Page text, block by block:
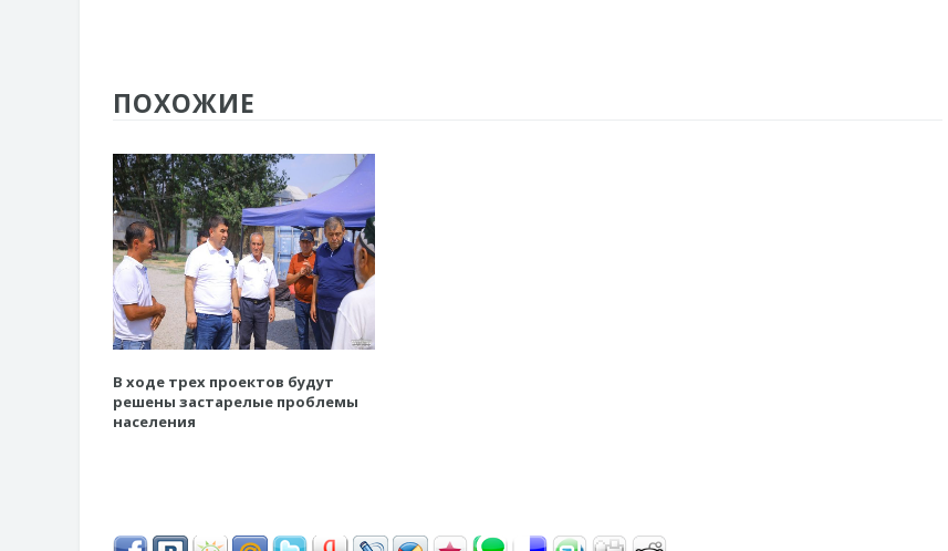
ПОХОЖИЕ
В ходе трех проектов будут
решены застарелые проблемы
населения